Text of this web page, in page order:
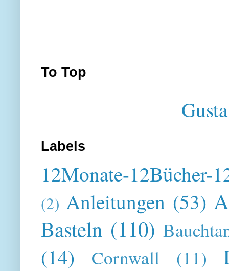
To Top
Labels
12Monate-12Bücher-
(2) Anleitungen (53)
Basteln (110)
(14) Cornwall (11)